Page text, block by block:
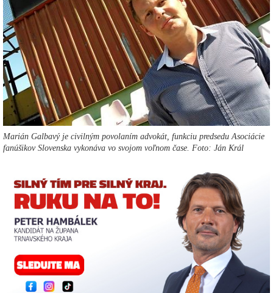
Marián Galbavý je civilným povolaním advokát, funkciu predsedu Asociácie
fanúšikov Slovenska vykonáva vo svojom voľnom čase. Foto: Ján Král